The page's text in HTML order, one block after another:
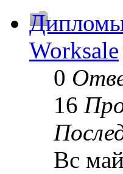
Worksale
0
16
Вс